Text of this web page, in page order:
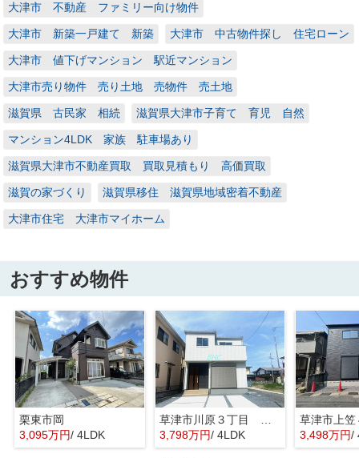
大津市 不動産 ファミリー向け物件
大津市 新築一戸建て 新築 大津市 中古物件探し 住宅ローン
大津市 値下げマンション 駅近マンション
大津市売り物件 売り土地 売物件 売土地
滋賀県 古民家 相続 滋賀県大津市子育て 育児 自然
マンション4LDK 家族 駐車場あり
滋賀県大津市不動産買取 買取見積もり 高価買取
滋賀の家づくり 滋賀県移住 滋賀県地域密着不動産
大津市住宅 大津市マイホーム
おすすめ物件
栗東市岡
3,095万円/ 4LDK
3,798万円/ 4LDK
草津市上笠
3,498万円/